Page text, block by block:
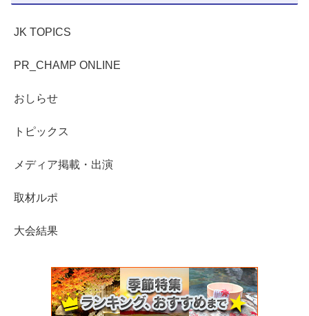
JK TOPICS
PR_CHAMP ONLINE
おしらせ
トピックス
メディア掲載・出演
取材ルポ
大会結果